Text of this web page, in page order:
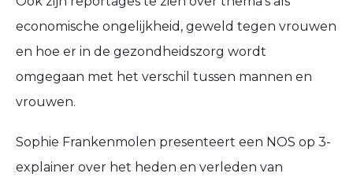
economische ongelijkheid, geweld tegen vrouwen
en hoe er in de gezondheidszorg wordt
omgegaan met het verschil tussen mannen en
vrouwen.
Sophie Frankenmolen presenteert een NOS op 3-
explainer over het heden en verleden van